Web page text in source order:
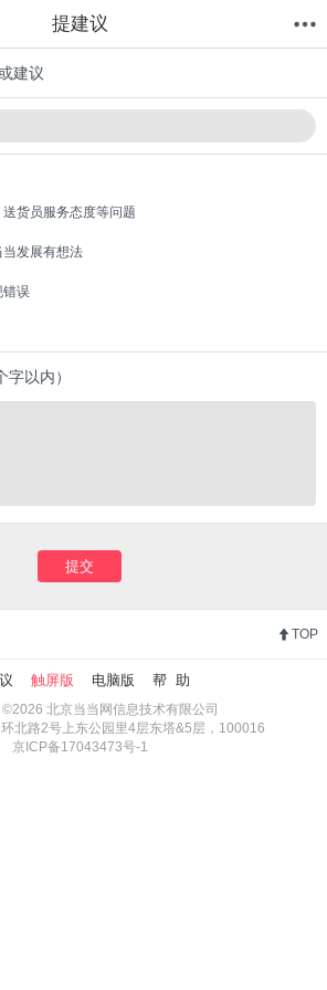
提建议
建议
货员服务态度等问题
发展有想法
错误
以内）
提交
TOP
触屏版 电脑版 帮 助
北京当当网信息技术有限公司
北路2号上东公园里4层东塔&5层，100016
京ICP备17043473号-1